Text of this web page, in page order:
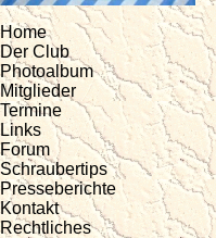
Home
Der Club
Photoalbum
Mitglieder
Termine
Links
Forum
Schraubertips
Presseberichte
Kontakt
Rechtliches